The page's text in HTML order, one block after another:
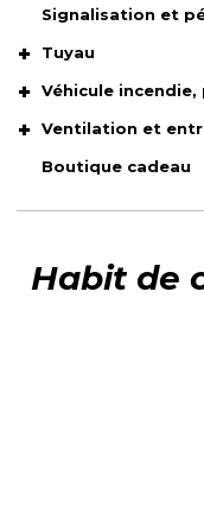
Signalisation et
Tuyau
Véhicule
Ventilation et
Boutique cadeau
Habit de